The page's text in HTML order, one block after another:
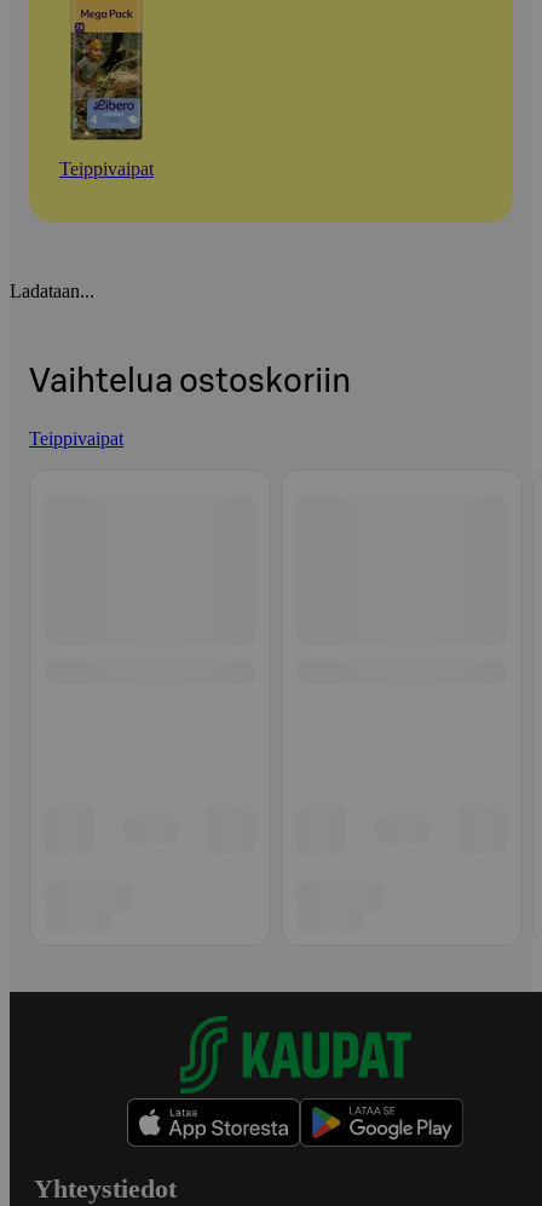
Teippivaipat
Ladataan...
Vaihtelua ostoskoriin
Teippivaipat
Yhteystiedot